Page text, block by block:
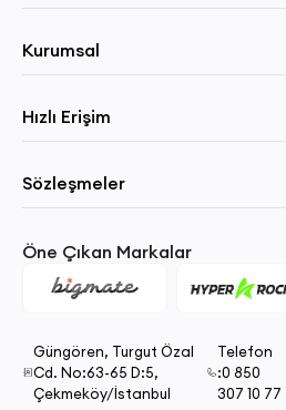
Kurumsal
Hızlı Erişim
Sözleşmeler
Öne Çıkan Markalar
Güngören, Turgut Özal
Cd. No:63-65 D:5,
Çekmeköy/İstanbul
Telefon
:0 850
307 10 77